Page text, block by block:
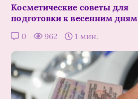
Косметические советы для
подготовки к весенним дням
0 962 1 мин.